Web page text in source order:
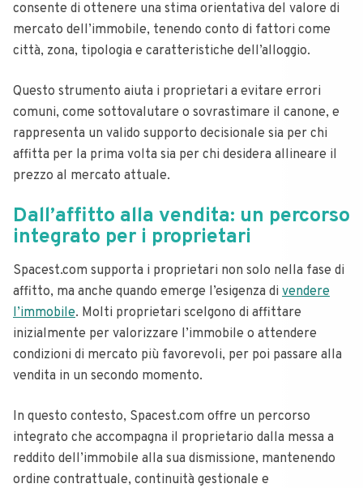
consente di ottenere una stima orientativa del valore di
mercato dell’immobile, tenendo conto di fattori come
città, zona, tipologia e caratteristiche dell’alloggio.
Questo strumento aiuta i proprietari a evitare errori
comuni, come sottovalutare o sovrastimare il canone, e
rappresenta un valido supporto decisionale sia per chi
affitta per la prima volta sia per chi desidera allineare il
prezzo al mercato attuale.
Dall’affitto alla vendita: un percorso
integrato per i proprietari
Spacest.com supporta i proprietari non solo nella fase di
affitto, ma anche quando emerge l’esigenza di vendere
l’immobile. Molti proprietari scelgono di affittare
inizialmente per valorizzare l’immobile o attendere
condizioni di mercato più favorevoli, per poi passare alla
vendita in un secondo momento.
In questo contesto, Spacest.com offre un percorso
integrato che accompagna il proprietario dalla messa a
reddito dell’immobile alla sua dismissione, mantenendo
ordine contrattuale, continuità gestionale e